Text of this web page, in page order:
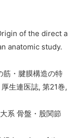
of the direct a
anatomic study.
筋・腱膜構造の特
生連医誌, 第21巻,
系 骨盤・股関節